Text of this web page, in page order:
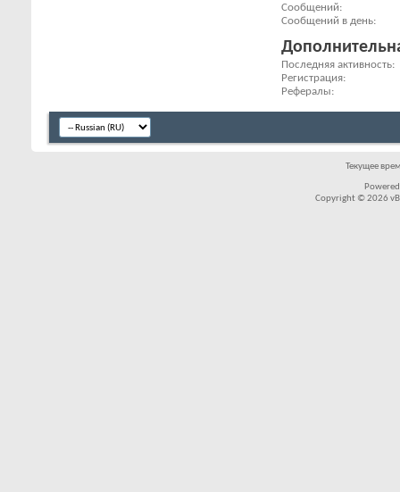
Сообщений
Сообщений в день
Последняя активность
Регистрация
Рефералы
Текущее
Copyright © 2026